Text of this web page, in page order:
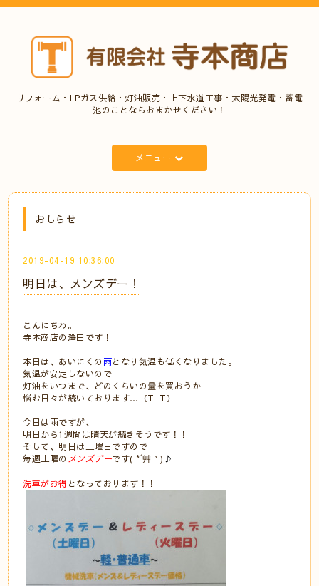
リフォーム・LPガス供給・灯油販売・上下水道工事・太陽光発電・蓄電
池のことならおまかせください！
メニュー
おしらせ
2019-04-19 10:36:00
明日は、メンズデー！
こんにちわ。
寺本商店の澤田です！
本日は、あいにくの 雨となり気温も低くなりました。
気温が安定しないので
灯油をいつまで、どのくらいの量を買おうか
悩む日々が続いております…（T_T）
今日は雨ですが、
明日から1週間は晴天が続きそうです！！
そして、明日は土曜日ですので
毎週土曜の メンズデーです( *´艸｀) ♪
洗車がお得となっております！！